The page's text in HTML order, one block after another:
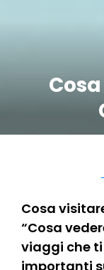
Cosa
“Cosa
viaggi che
importanti